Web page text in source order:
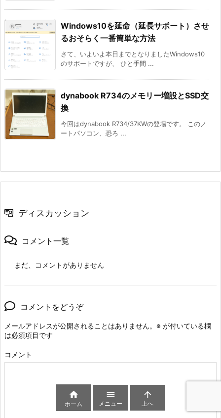
Windows10を延命（延長サポート）させ
るおそらく一番簡単な方法
さて、いよいよ本日までとなりましたWindows10
のサポートですが、 ひと手間 ...
dynabook R734のメモリー増設とSSD交
換
今回はdynabook R734/37KWの登場です。 このノ
ートパソコン、恐ろ ...
ディスカッション
コメント一覧
まだ、コメントがありません
コメントをどうぞ
メールアドレスが公開されることはありません。 ※ が付いている欄
は必須項目です
コメント

ホーム

メニュー

上へ